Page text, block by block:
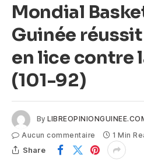
Mondial
Guinée
en lice contre
(101-92)
By
Aucun commentaire
1 Min
Share